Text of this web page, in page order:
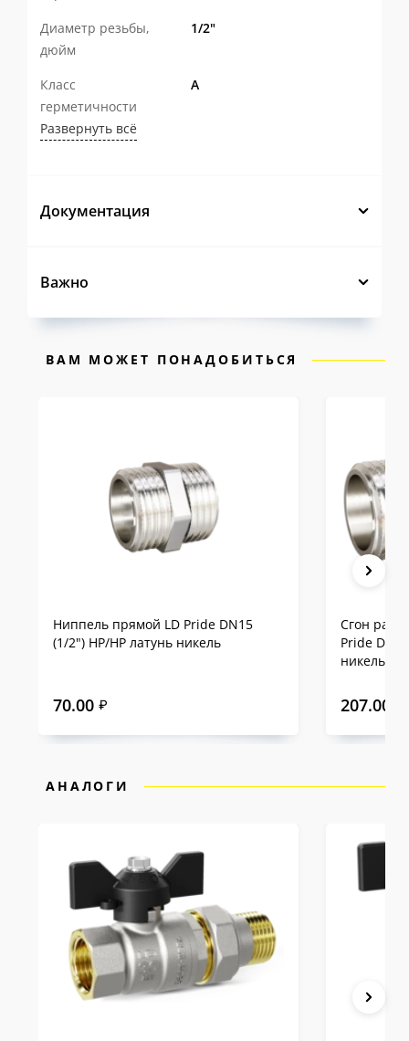
Конструкция с ремонтопригодной
горловиной
уплотнением штока, эргономичной
ручкой с возможностью опломбировки
и оптимальным количеством витков
контроль качества
гарантируют стабильность
Сравнение LD Pride с
Диаметр резьбы,
дюйм
1/2"
Класс
герметичности
А
Развернуть всё
Документация
Важно
ВАМ МОЖЕТ ПОНАДОБИТЬСЯ
Ниппель прямой LD Pride DN15
(1/2") НР/НР латунь никель
70.00 ₽
Сгон
Pride
никель
207.00
АНАЛОГИ